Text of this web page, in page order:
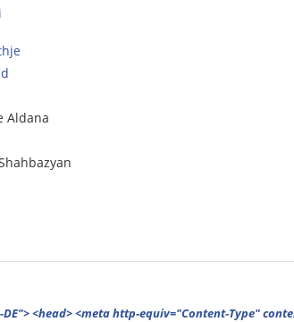
Aldana
content="width=device-width,minimum-scale=1"/> <meta name="revisit-after" content="1 days"/> <meta name="allow-search" content="yes"/> <link rel="stylesheet" type="text/css" href="//fonts.googleapis.com/css?family=PT+Serif%3A300%2C300italic%2C400%2C400italic%2C500%2C500italic%2C700%2C700italic%2C800%2C800italic%7CPlayfair+Display+SC%3A300%2C300italic%2C400%2C400italic%2C500%2C500italic%2C700%2C700italic%2C800%2C800italic%7CMontserrat%3A300%2C300italic%2C400%2C400italic%2C500%2C500italic%2C700%2C700italic%2C800%2C800italic%7COpen+Sans%3A300%2C300italic%2C400%2C400italic%2C500%2C500italic%2C700%2C700italic%2C800%2C800italic%26subset%3Dcyrillic%2Ccyrillic-ext%2Cgreek%2Cgreek-ext%2Clatin-ext&amp;#038;ver=1.0" media="all"> <link rel="stylesheet" type="text/css" href="https://www.gnp1.de/files/typo3conf/ext/gnp_base/resources/public/assets/fonts/fonts-1616255617.css" media="all"> <link